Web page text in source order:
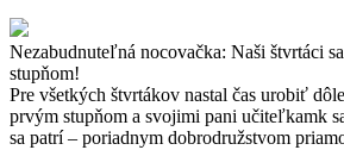
Nezabudnuteľná nocovačka: Naši štvrtáci
stupňom!
Pre všetkých štvrtákov nastal čas urobiť
prvým stupňom a svojimi pani učiteľkamk
sa patrí – poriadnym dobrodružstvom